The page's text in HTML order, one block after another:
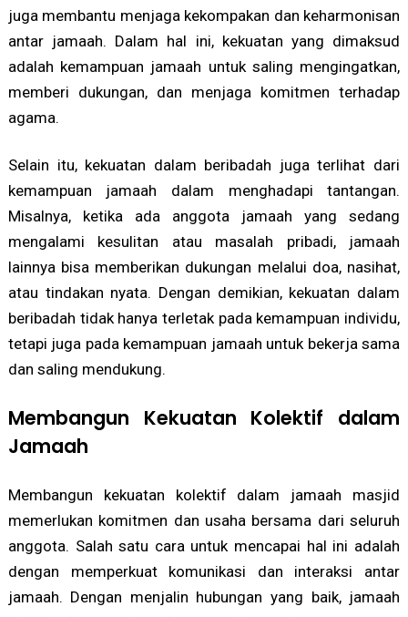
juga membantu menjaga kekompakan dan keharmonisan
antar jamaah. Dalam hal ini, kekuatan yang dimaksud
adalah kemampuan jamaah untuk saling mengingatkan,
memberi dukungan, dan menjaga komitmen terhadap
agama.
Selain itu, kekuatan dalam beribadah juga terlihat dari
kemampuan jamaah dalam menghadapi tantangan.
Misalnya, ketika ada anggota jamaah yang sedang
mengalami kesulitan atau masalah pribadi, jamaah
lainnya bisa memberikan dukungan melalui doa, nasihat,
atau tindakan nyata. Dengan demikian, kekuatan dalam
beribadah tidak hanya terletak pada kemampuan individu,
tetapi juga pada kemampuan jamaah untuk bekerja sama
dan saling mendukung.
Membangun Kekuatan Kolektif dalam
Jamaah
Membangun kekuatan kolektif dalam jamaah masjid
memerlukan komitmen dan usaha bersama dari seluruh
anggota. Salah satu cara untuk mencapai hal ini adalah
dengan memperkuat komunikasi dan interaksi antar
jamaah. Dengan menjalin hubungan yang baik, jamaah